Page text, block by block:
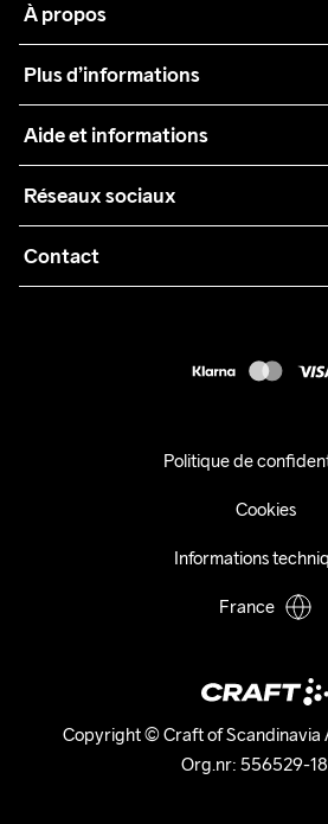
À propos
Plus d’informations
Teamwear
Durabilité
Collaborations
Aide et informations
Conditions générales
Retours
Réseaux sociaux
Contact
Copyright © Craft of Scandinavia
Org.nr: 556529-
Politique de
Cookies
Informations
France